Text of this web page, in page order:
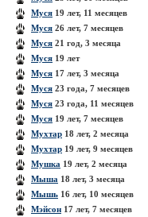
Муся 19 лет, 11 месяцев
Муся 26 лет, 7 месяцев
Муся 21 год, 3 месяца
Муся 19 лет
Муся 17 лет, 3 месяца
Муся 23 года, 7 месяцев
Муся 23 года, 11 месяцев
Муся 19 лет, 7 месяцев
Мухтар 18 лет, 2 месяца
Мухтар 19 лет, 9 месяцев
Мушка 19 лет, 2 месяца
Мыша 18 лет, 3 месяца
Мышь 16 лет, 10 месяцев
Мэйсон 17 лет, 7 месяцев